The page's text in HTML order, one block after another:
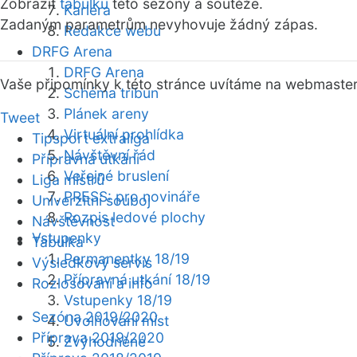
Kariéra
Redakce webu
DRFG Arena
DRFG Arena
Schéma tribun
Plánek areny
Virtuální prohlídka
Návštěvní řád
Veřejné bruslení
PRESS: pro novináře
Rozpis ledové plochy
Vstupenky
Permanentky 18/19
Přípravná utkání 18/19
Vstupenky 18/19
Uvolňování míst
Zvýhodněné
Zobrazit tabulku této sezóny a soutěže.
Zadaným parametrům nevyhovuje žádný zápas.
Vaše připomínky k této stránce uvítáme na webmaster
Tweet
Tipsport extraliga
Přípravná utkání
Liga mistrů
Univerzitní souboj
Návštěvnost
Tabulka
Výsledkový servis
Rozlosování a info
Sezóna 2019/2020
Příprava 2019/2020